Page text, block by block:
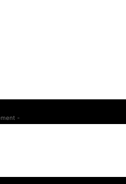
-